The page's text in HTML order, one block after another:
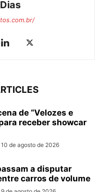
de “Velozes e
receber showcar
10 de agosto de 2026
a disputar
carros de volume